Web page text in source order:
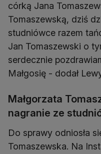
córką Jana
Tomaszewską, dziś
studniówce razem
Jan Tomaszewski o
serdecznie
Małgosię - dodał
Małgorzata
nagranie ze
Do sprawy odniosła
Tomaszewska. Na